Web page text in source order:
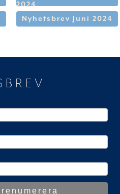
2024
Nyhetsbrev Juni 2024